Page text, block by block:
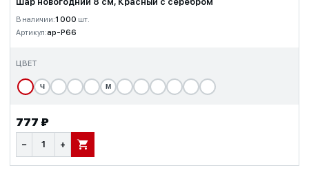
В наличии:1 000 шт.
Артикул:ap-P66
ЦВЕТ
Ч М
777 ₽
− + В КОРЗИНУ